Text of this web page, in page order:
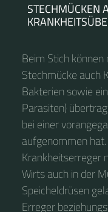
STECHMÜCKEN
Beim Stich
Stechmücke auch
Bakterien sowie
Parasiten)
bei einer
aufgenommen
Krankheitserreger
Wirts auch in der
Speicheldrüsen
Erreger